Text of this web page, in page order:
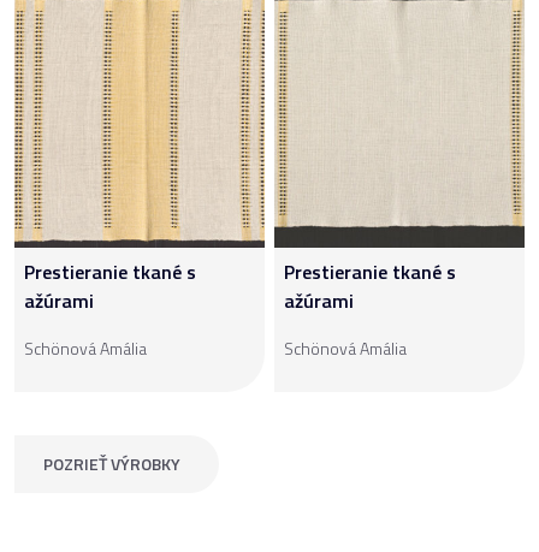
Prestieranie tkané s
ažúrami
Schönová Amália
Prestieranie tkané s
ažúrami
Schönová Amália
POZRIEŤ VÝROBKY